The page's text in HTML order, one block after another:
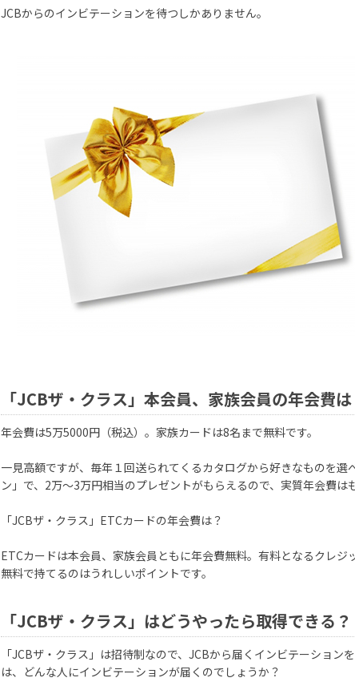
JCBからのインビテーションを待つしかありません。
「JCBザ・クラス」本会員、家族会員の年会費は
年会費は5万5000円（税込）。家族カードは8名まで無料です。
一見高額ですが、毎年１回送られてくるカタログから好きなものを選
ン」で、2万〜3万円相当のプレゼントがもらえるので、実質年会費は
「JCBザ・クラス」ETCカードの年会費は？
ETCカードは本会員、家族会員ともに年会費無料。有料となるクレジ
無料で持てるのはうれしいポイントです。
「JCBザ・クラス」はどうやったら取得できる？
「JCBザ・クラス」は招待制なので、JCBから届くインビテーション
は、どんな人にインビテーションが届くのでしょうか？